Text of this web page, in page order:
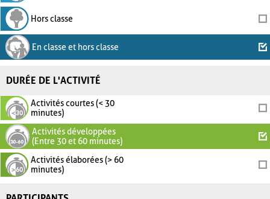
Hors classe
En classe et hors classe
DURÉE DE L'ACTIVITÉ
Activités courtes (< 30
minutes)
Activités développées
(Entre 30 et 60 minutes)
Activités élaborées (> 60
minutes)